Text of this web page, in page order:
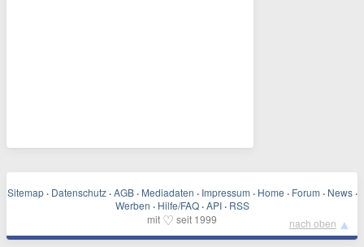
Sitemap · Datenschutz · AGB · Mediadaten · Impressum · Home · Forum · News ·
Werben · Hilfe/FAQ · API · RSS
mit ♡ seit 1999 nach oben ▲